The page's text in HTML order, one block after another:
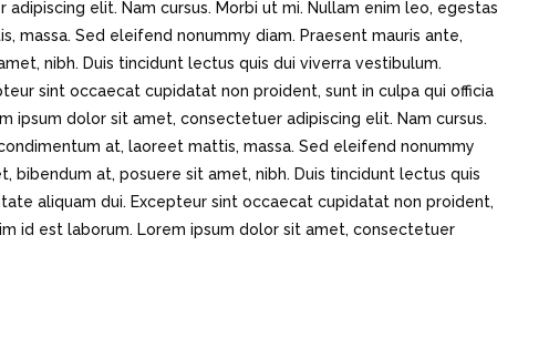
elit. Nam cursus. Morbi ut mi. Nullam enim leo, egestas
massa. Sed eleifend nonummy diam. Praesent mauris ante,
nibh. Duis tincidunt lectus quis dui viverra vestibulum.
sint occaecat cupidatat non proident, sunt in culpa qui officia
ipsum dolor sit amet, consectetuer adipiscing elit. Nam cursus.
at, laoreet mattis, massa. Sed eleifend nonummy
bibendum at, posuere sit amet, nibh. Duis tincidunt lectus quis
aliquam dui. Excepteur sint occaecat cupidatat non proident,
id est laborum. Lorem ipsum dolor sit amet, consectetuer